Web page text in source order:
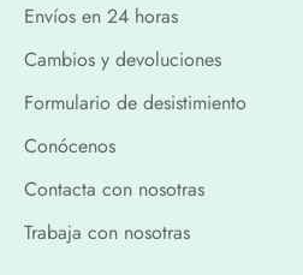
Envíos en 24 horas
Cambios y devoluciones
Formulario de desistimiento
Conócenos
Contacta con nosotras
Trabaja con nosotras